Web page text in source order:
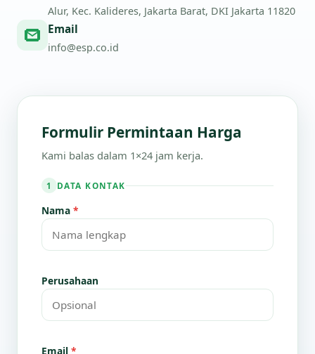
Alur, Kec. Kalideres, Jakarta Barat, DKI Jakarta 11820
Email
info@esp.co.id
Formulir Permintaan Harga
Kami balas dalam 1×24 jam kerja.
1 DATA KONTAK
Nama *
Perusahaan
Email *